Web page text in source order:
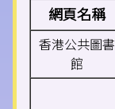
網頁名稱
香港公共圖書
館